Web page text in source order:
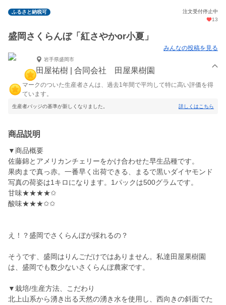
ふるさと納税可
注文受付停止中
13
盛岡さくらんぼ「紅さやかor小夏」
みんなの投稿を見る
岩手県盛岡市
田屋祐樹 | 合同会社 田屋果樹園
マークのついた生産者さんは、過去1年間で平均して特に高い評価を得
ています。
生産者バッジの基準が新しくなりました。 詳しくはこちら
商品説明
▼商品概要
佐藤錦とアメリカンチェリーをかけ合わせた早生品種です。
果肉まで真っ赤。一番早く出荷できる、まるで黒いダイヤモンド
写真の荷姿は1キロになります。1パックは500グラムです。
甘味★★★★✩
酸味★★★✩✩
え！？盛岡でさくらんぼが採れるの？
そうです、盛岡はりんごだけではありません。私達田屋果樹園
は、盛岡でも数少ないさくらんぼ農家です。
▼栽培/生産方法、こだわり
北上山系から湧き出る天然の湧き水を使用し、西向きの斜面でた